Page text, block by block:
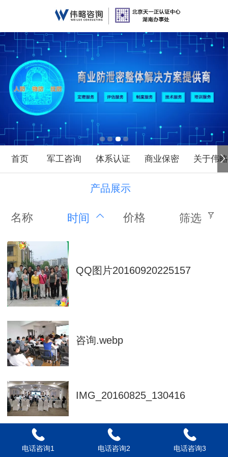
首页 军工咨询 体系认证 商业保密 关于伟略
产品展示
名称 时间 价格 筛选
QQ图片20160920225157
咨询.webp
IMG_20160825_130416
IMG_20160919_100205
电话咨询1 电话咨询2 电话咨询3